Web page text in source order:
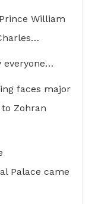
William
everyone…
faces major
Zohran
Palace came